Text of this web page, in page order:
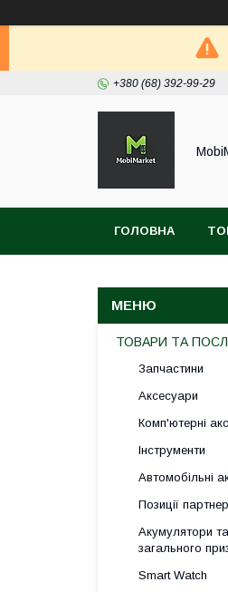
+380 (68) 392-99-29
ГОЛОВНА
ТОВАРИ ТА
Запчастини
Аксесуари
Комп'ютерні
Інструменти
Автомобільні
Позиції
Акумулятори
загального
Smart Watch